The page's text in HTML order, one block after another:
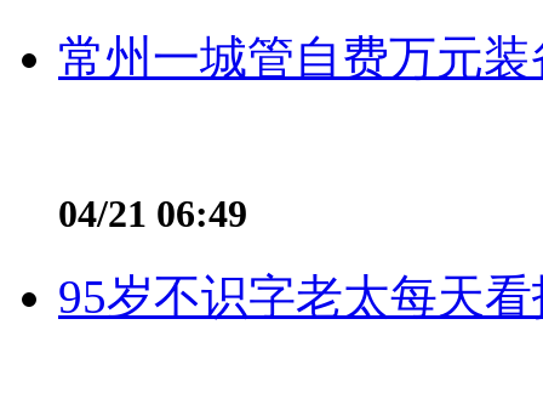
常州一城管自费万元
04/21 06:49
95岁不识字老太每天